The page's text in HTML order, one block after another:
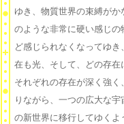
ゆき、物質世界の束縛が
のような非常に硬い感じ
ど感じられなくなってゆ
在も光、そして、どの存在
それぞれの存在が深く強
りながら、一つの広大な
の新世界に移行してゆくよ